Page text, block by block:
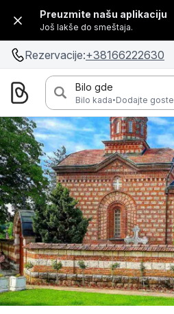
Preuzmite našu aplikaciju
Još lakše do smeštaja.
Rezervacije:+38166222630
Bilo gde
Bilo kada·Dodajte goste